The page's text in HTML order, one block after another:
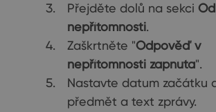
Přejděte dolů na sekci
nepřítomnosti.
Zaškrtněte "Odpověď v
nepřítomnosti zapnuta".
Nastavte datum začátku
předmět a text zprávy.